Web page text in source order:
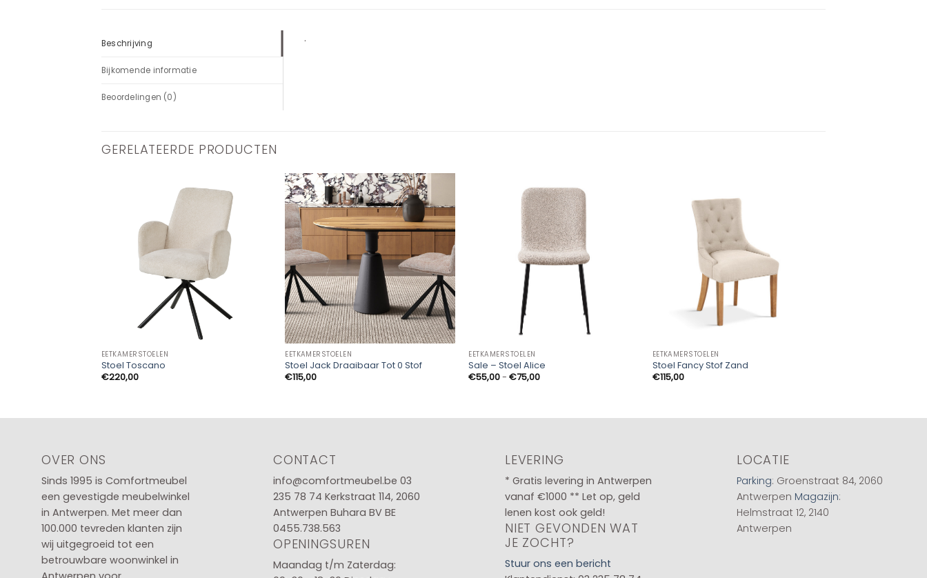
Beschrijving
Bijkomende informatie
Beoordelingen (0)
.
GERELATEERDE PRODUCTEN
EETKAMERSTOELEN
Stoel Toscano
€220,00
EETKAMERSTOELEN
Stoel Jack Draaibaar Tot 0 Stof
€115,00
EETKAMERSTOELEN
Sale – Stoel Alice
€55,00- €75,00Prijsklasse:
EETKAMERSTOELEN
Stoel Fancy Stof Zand
€115,00
OVER ONS
Sinds 1995 is Comfortmeubel
een gevestigde meubelwinkel
in Antwerpen. Met meer dan
100.000 tevreden klanten zijn
wij uitgegroeid tot een
betrouwbare woonwinkel in
CONTACT
info@comfortmeubel.be 03
235 78 74 Kerkstraat 114, 2060
Antwerpen Buhara BV BE
0455.738.563
OPENINGSUREN
Maandag t/m Zaterdag:
LEVERING
* Gratis levering in Antwerpen
vanaf €1000 ** Let op, geld
lenen kost ook geld!
NIET GEVONDEN WAT
JE ZOCHT?
Stuur ons een bericht
LOCATIE
Parking: Groenstraat 84, 2060
Antwerpen Magazijn:
Helmstraat 12, 2140
Antwerpen